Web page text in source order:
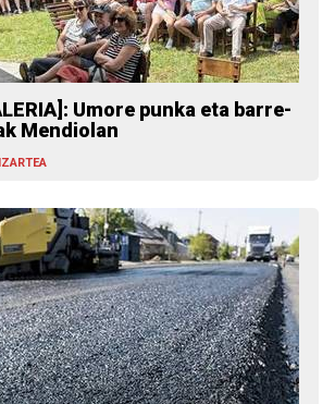
Umore punka eta barre-
Mendiolan